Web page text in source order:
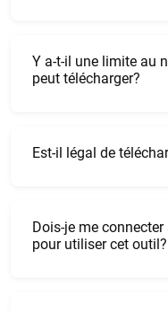
Y a-t-il une limite au
peut télécharger?
Est-il légal de
Dois-je me
pour utiliser cet outil?